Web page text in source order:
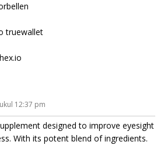
truewallet
12:37 pm
designed to improve eyesight
With its potent blend of ingredients.